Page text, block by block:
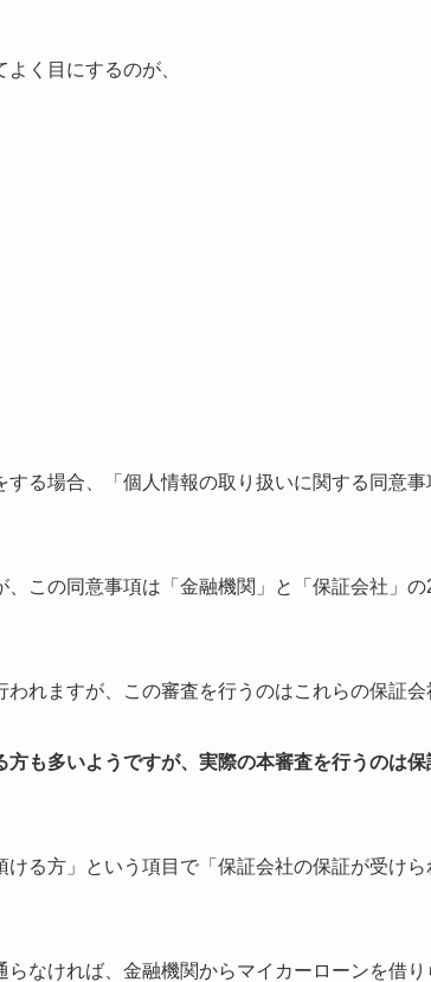
く目にするのが、
る場合、「個人情報の取り扱いに関する同意
この同意事項は「金融機関」と「保証会社」
れますが、この審査を行うのはこれらの保証会
も多いようですが、実際の本審査を行うのは
る方」という項目で「保証会社の保証が受け
なければ、金融機関からマイカーローンを借